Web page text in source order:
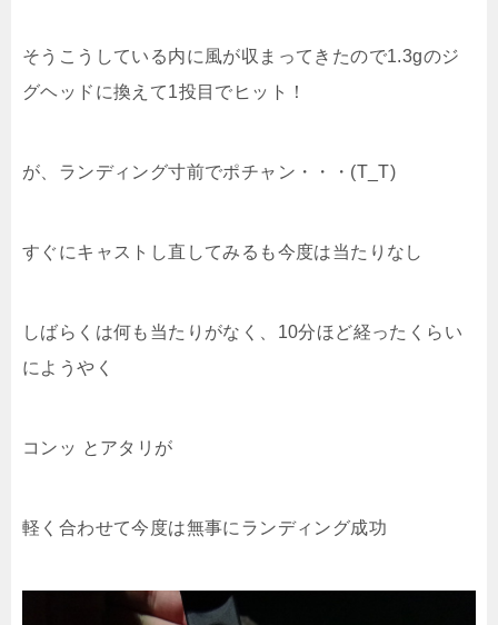
そうこうしている内に風が収まってきたので1.3gのジ
グヘッドに換えて1投目でヒット！
が、ランディング寸前でポチャン・・・(T_T)
すぐにキャストし直してみるも今度は当たりなし
しばらくは何も当たりがなく、10分ほど経ったくらい
にようやく
コンッ とアタリが
軽く合わせて今度は無事にランディング成功